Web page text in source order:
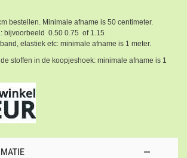
bestellen. Minimale afname is 50 centimeter.
bijvoorbeeld 0.50 0.75 of 1.15
elastiek etc: minimale afname is 1 meter.
stoffen in de koopjeshoek: minimale afname is 1